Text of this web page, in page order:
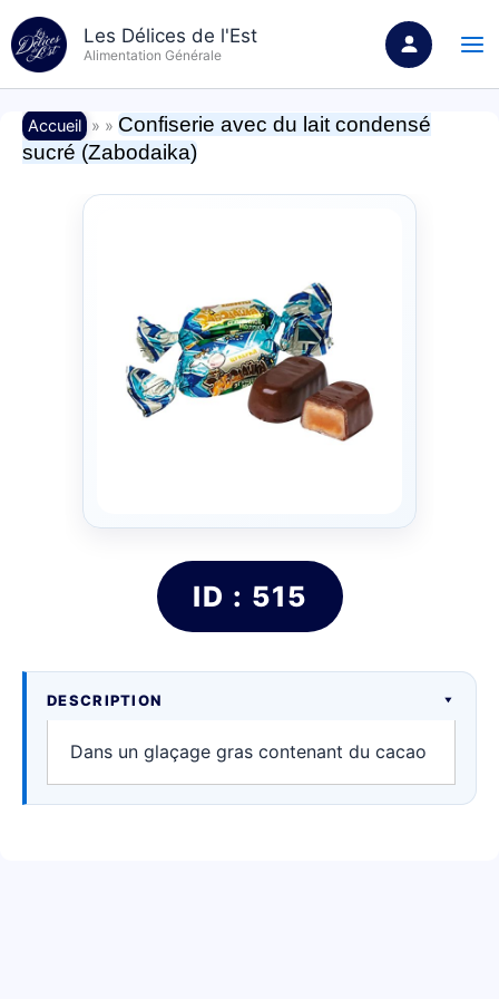
au
contenu
Les Délices de l'Est
Alimentation Générale
Accueil » » Confiserie avec du lait condensé
sucré (Zabodaika)
ID : 515
DESCRIPTION
Dans un glaçage gras contenant du cacao